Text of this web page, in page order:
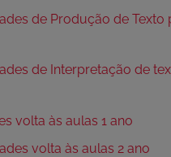
de Produção de Texto
de Interpretação de
volta às aulas 1 ano
volta às aulas 2 ano